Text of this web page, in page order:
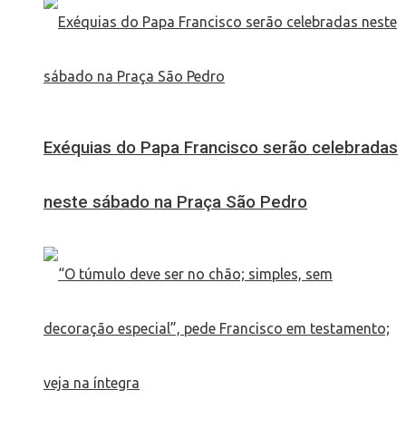
Exéquias do Papa Francisco serão celebradas
neste sábado na Praça São Pedro